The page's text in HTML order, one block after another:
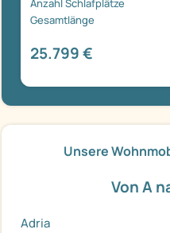
Anzahl Schlafplätze
Gesamtlänge
25.799 €
Unsere
Von A
Adria